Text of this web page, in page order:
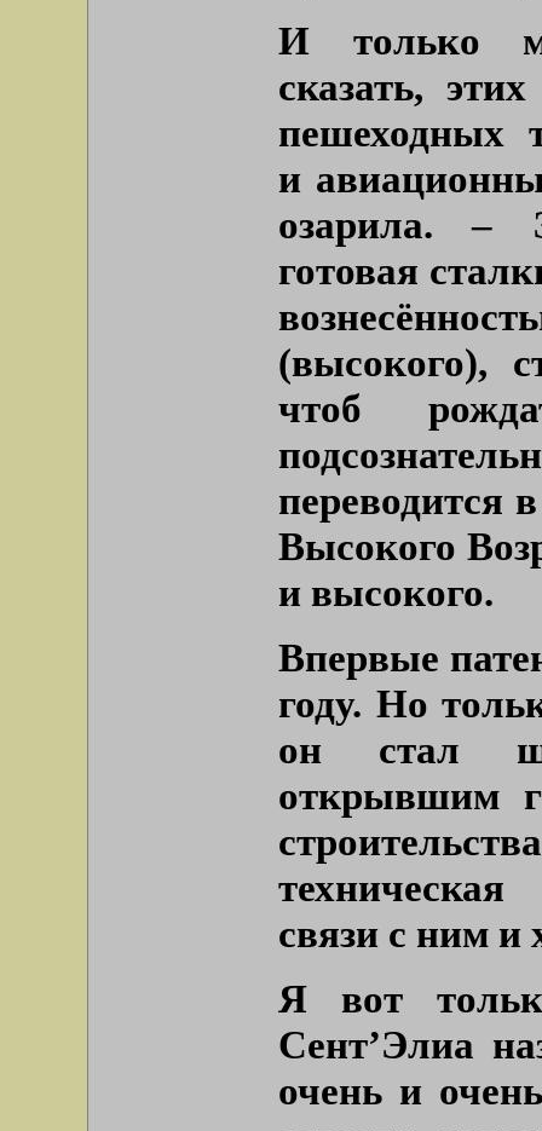
И только
сказать,
пешеходных
и
озарила. –
готовая
(высокого),
чтоб
переводится
Высокого
и высокого.
Впервые
году. Но
он стал
открывшим
связи с ним и
Я вот
Сент’Элиа
очень и